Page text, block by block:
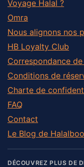
Voyage Halal ?
Omra
Nous alignons nos
HB Loyalty Club
Correspondance
Conditions de
Charte de
FAQ
Contact
Le Blog de
DÉCOUVREZ PLUS DE